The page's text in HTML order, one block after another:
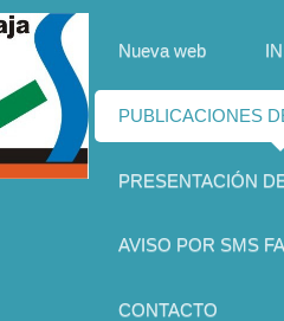
Nueva web
PUBLICACIONES
PRESENTACIÓN
AVISO POR SMS
CONTACTO